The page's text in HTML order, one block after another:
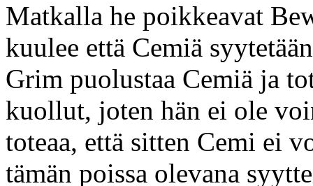
Matkalla he poikkeavat
kuulee että Cemiä
Grim puolustaa Cemiä ja
kuollut, joten hän ei ole
toteaa, että sitten Cemi ei
tämän poissa olevana